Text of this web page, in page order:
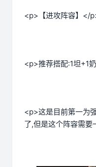
<p>【进攻阵容】</
<p>推荐搭配:1坦+1
<p>这是目前第一为
了,但是这个阵容需